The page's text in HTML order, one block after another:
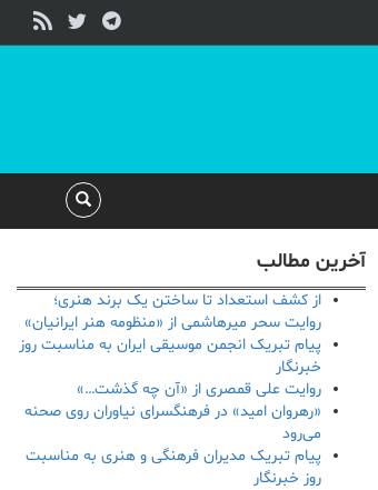
آخرین مطالب
از کشف استعداد تا ساختن یک برند هنری؛
روایت سحر میرهاشمی از «منظومه هنر ایرانیان»
پیام تبریک انجمن موسیقی ایران به مناسبت روز
خبرنگار
روایت علی قمصری از «آن چه گذشت…»
«رهروان امید» در فرهنگسرای نیاوران روی صحنه
می‌رود
پیام تبریک مدیران فرهنگی و هنری به مناسبت
روز خبرنگار